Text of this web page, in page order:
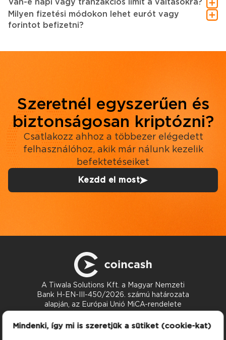
Milyen fizetési módokon lehet eurót vagy
forintot befizetni?
Szeretnél egyszerűen és
biztonságosan kriptózni?
Csatlakozz ahhoz a többezer elégedett
felhasználóhoz, akik már nálunk kezelik
befektetéseiket
Kezdd el most
A Tiwala Solutions Kft. a Magyar Nemzeti
Bank H-EN-III-450/2026. számú határozata
alapján, az Európai Unió MiCA-rendelete
szerint nyújt kriptoeszköz-szolgáltatásokat.
Kapcsolat
Mindenki, így mi is szeretjük a sütiket (cookie-kat)